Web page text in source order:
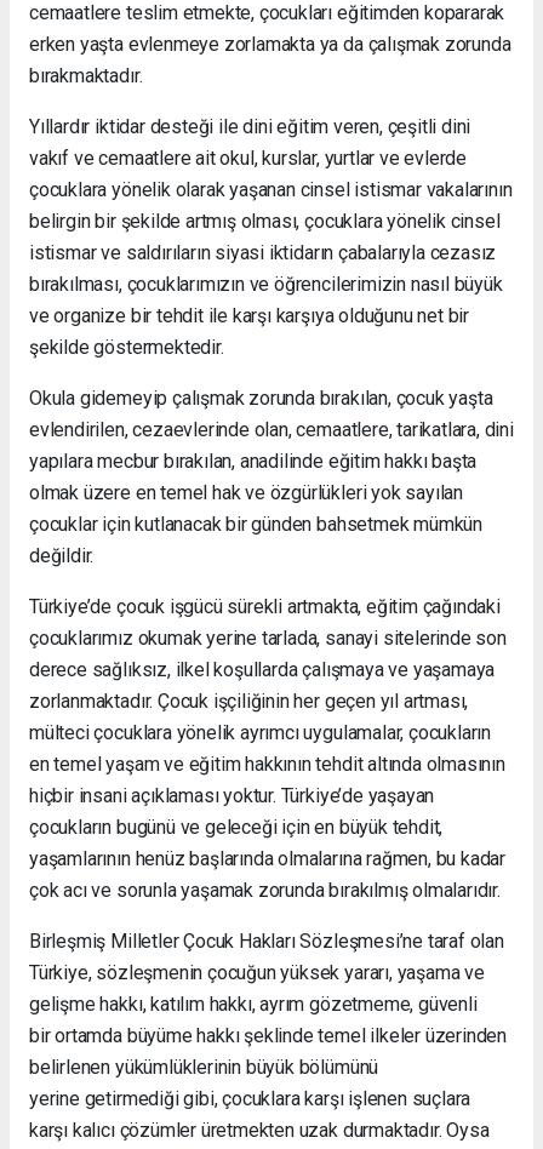
cemaatlere teslim etmekte, çocukları eğitimden kopararak
erken yaşta evlenmeye zorlamakta ya da çalışmak zorunda
bırakmaktadır.
Yıllardır iktidar desteği ile dini eğitim veren, çeşitli dini
vakıf ve cemaatlere ait okul, kurslar, yurtlar ve evlerde
çocuklara yönelik olarak yaşanan cinsel istismar vakalarının
belirgin bir şekilde artmış olması, çocuklara yönelik cinsel
istismar ve saldırıların siyasi iktidarın çabalarıyla cezasız
bırakılması, çocuklarımızın ve öğrencilerimizin nasıl büyük
ve organize bir tehdit ile karşı karşıya olduğunu net bir
şekilde göstermektedir.
Okula gidemeyip çalışmak zorunda bırakılan, çocuk yaşta
evlendirilen, cezaevlerinde olan, cemaatlere, tarikatlara, dini
yapılara mecbur bırakılan, anadilinde eğitim hakkı başta
olmak üzere en temel hak ve özgürlükleri yok sayılan
çocuklar için kutlanacak bir günden bahsetmek mümkün
değildir.
Türkiye’de çocuk işgücü sürekli artmakta, eğitim çağındaki
çocuklarımız okumak yerine tarlada, sanayi sitelerinde son
derece sağlıksız, ilkel koşullarda çalışmaya ve yaşamaya
zorlanmaktadır. Çocuk işçiliğinin her geçen yıl artması,
mülteci çocuklara yönelik ayrımcı uygulamalar, çocukların
en temel yaşam ve eğitim hakkının tehdit altında olmasının
hiçbir insani açıklaması yoktur. Türkiye’de yaşayan
çocukların bugünü ve geleceği için en büyük tehdit,
yaşamlarının henüz başlarında olmalarına rağmen, bu kadar
çok acı ve sorunla yaşamak zorunda bırakılmış olmalarıdır.
Birleşmiş Milletler Çocuk Hakları Sözleşmesi’ne taraf olan
Türkiye, sözleşmenin çocuğun yüksek yararı, yaşama ve
gelişme hakkı, katılım hakkı, ayrım gözetmeme, güvenli
bir ortamda büyüme hakkı şeklinde temel ilkeler üzerinden
belirlenen yükümlüklerinin büyük bölümünü
yerine getirmediği gibi, çocuklara karşı işlenen suçlara
karşı kalıcı çözümler üretmekten uzak durmaktadır. Oysa